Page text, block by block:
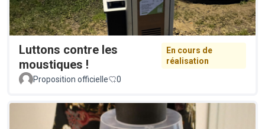
Luttons contre les
moustiques !
En cours de
réalisation
Proposition officielle
0